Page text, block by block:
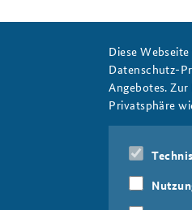
Denkfabriken
Diese
Datenschutz-
Angebotes.
Privatsphäre